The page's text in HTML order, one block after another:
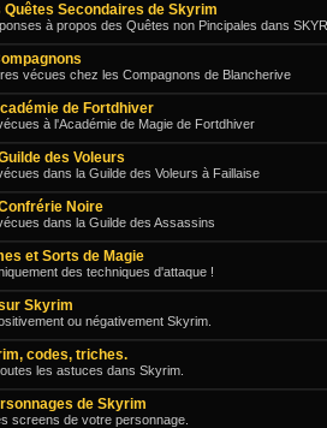
Quêtes Secondaires de Skyrim
à propos des Quêtes non Pincipales dans
vécues chez les Compagnons de Blancherive
de Fortdhiver
à l'Académie de Magie de Fortdhiver
des Voleurs
dans la Guilde des Voleurs à Faillaise
Noire
dans la Guilde des Assassins
et Sorts de Magie
des techniques d'attaque !
Skyrim
ou négativement Skyrim.
codes, triches.
les astuces dans Skyrim.
de Skyrim
screens de votre personnage.